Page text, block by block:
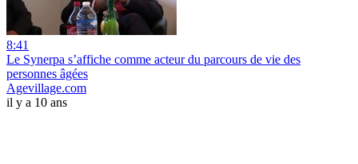
8:41
Le Synerpa s’affiche comme acteur du parcours de vie des
personnes âgées
Agevillage.com
il y a 10 ans